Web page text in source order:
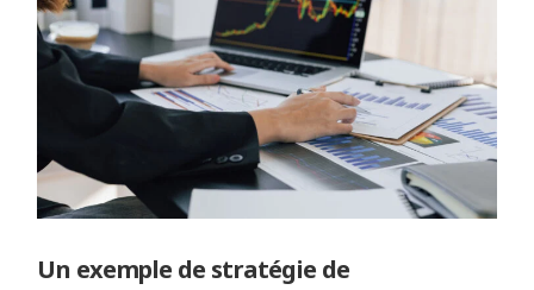
Un exemple de stratégie de